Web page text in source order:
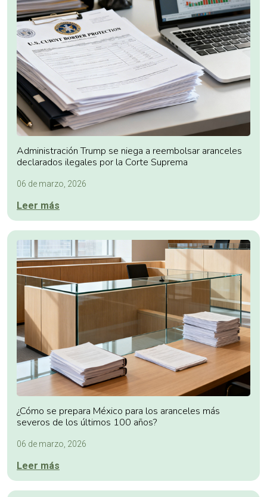
Administración Trump se niega a reembolsar aranceles
declarados ilegales por la Corte Suprema
06 de marzo, 2026
Leer más
¿Cómo se prepara México para los aranceles más
severos de los últimos 100 años?
06 de marzo, 2026
Leer más